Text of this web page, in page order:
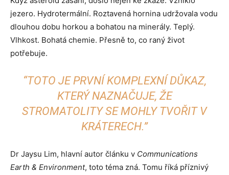
jezero. Hydrotermální. Roztavená hornina udržovala vodu
dlouhou dobu horkou a bohatou na minerály. Teplý.
Vlhkost. Bohatá chemie. Přesně to, co raný život
potřebuje.
“TOTO JE PRVNÍ KOMPLEXNÍ DŮKAZ,
KTERÝ NAZNAČUJE, ŽE
STROMATOLITY SE MOHLY TVOŘIT V
KRÁTERECH.”
Dr Jaysu Lim, hlavní autor článku v Communications
Earth & Environment, toto téma zná. Tomu říká příznivý